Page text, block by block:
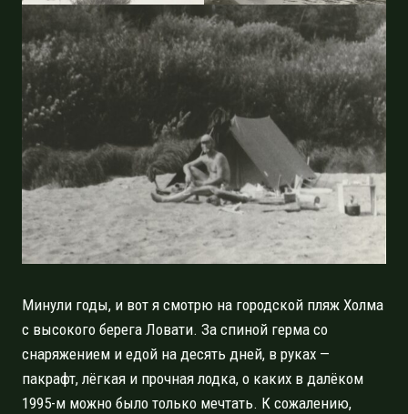
Минули годы, и вот я смотрю на городской пляж Холма
с высокого берега Ловати. За спиной герма со
снаряжением и едой на десять дней, в руках —
пакрафт, лёгкая и прочная лодка, о каких в далёком
1995-м можно было только мечтать. К сожалению,